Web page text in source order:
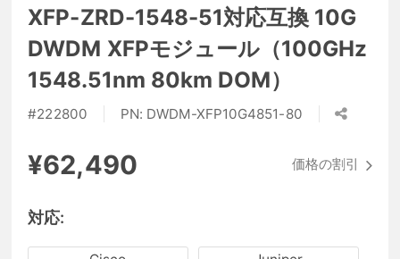
XFP-ZRD-1548-51対応互換 10G
DWDM XFPモジュール（100GHz
1548.51nm 80km DOM）
#222800 PN: DWDM-XFP10G4851-80
¥62,490 価格の割引
対応: